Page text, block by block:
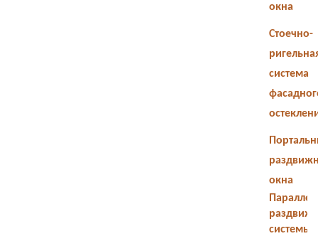
окна
Стоечно-
система
окна
системы